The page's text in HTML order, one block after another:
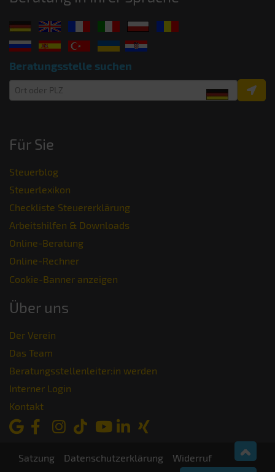
Beratungsstelle suchen
Für Sie
Steuerblog
Steuerlexikon
Checkliste Steuererklärung
Arbeitshilfen & Downloads
Online-Beratung
Online-Rechner
Cookie-Banner anzeigen
Über uns
Der Verein
Das Team
Beratungsstellenleiter:in werden
Interner Login
Kontakt
Satzung Datenschutzerklärung Widerruf